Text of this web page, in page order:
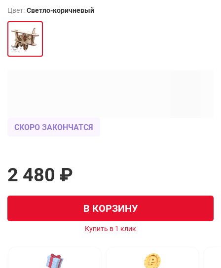
Цвет: Светло-коричневый
СКОРО ЗАКОНЧАТСЯ
2 480 ₽
В КОРЗИНУ
Купить в 1 клик